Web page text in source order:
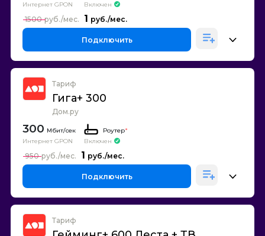
Интернет GPON
Включен
1
1500
Подключить
Тариф
Гига+ 300
Дом.ру
300
Интернет GPON
Роутер*
Включен
1
950
Подключить
Тариф